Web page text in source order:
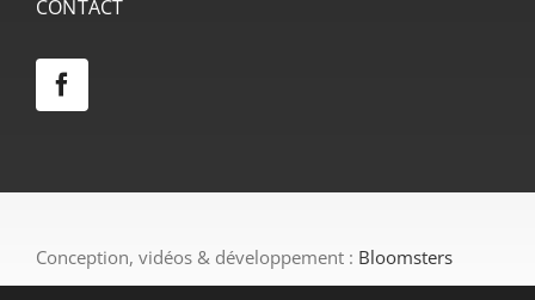
CONTACT
Conception, vidéos & développement : Bloomsters